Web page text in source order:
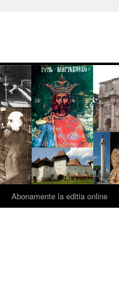
Abonamente la editia online